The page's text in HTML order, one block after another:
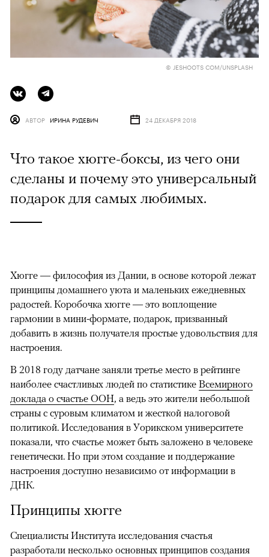
© JESHOOTS COM/UNSPLASH
АВТОР ИРИНА РУДЕВИЧ 24 ДЕКАБРЯ 2018
Что такое хюгге-боксы, из чего они
сделаны и почему это универсальный
подарок для самых любимых.
Хюгге — философия из Дании, в основе которой лежат
принципы домашнего уюта и маленьких ежедневных
радостей. Коробочка хюгге — это воплощение
гармонии в мини-формате, подарок, призванный
добавить в жизнь получателя простые удовольствия для
настроения.
В 2018 году датчане заняли третье место в рейтинге
наиболее счастливых людей по статистике Всемирного
доклада о счастье ООН, а ведь это жители небольшой
страны с суровым климатом и жесткой налоговой
политикой. Исследования в Уорикском университете
показали, что счастье может быть заложено в человеке
генетически. Но при этом создание и поддержание
настроения доступно независимо от информации в
ДНК.
Принципы хюгге
Специалисты Института исследования счастья
разработали несколько основных принципов создания